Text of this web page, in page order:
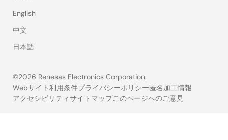
English
中文
日本語
©2026 Renesas Electronics Corporation.
Legal
Webサイト利用条件プライバシーポリシー匿名加工情報
アクセシビリティサイトマップこのページへのご意見